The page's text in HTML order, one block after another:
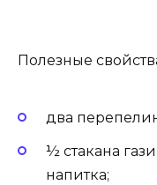
Полезные
два
½ стакана
напитка;